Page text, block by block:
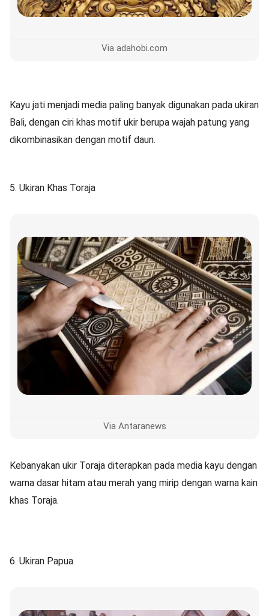
Via adahobi.com
Kayu jati menjadi media paling banyak digunakan pada ukiran
Bali, dengan ciri khas motif ukir berupa wajah patung yang
dikombinasikan dengan motif daun.
5. Ukiran Khas Toraja
Via Antaranews
Kebanyakan ukir Toraja diterapkan pada media kayu dengan
warna dasar hitam atau merah yang mirip dengan warna kain
khas Toraja.
6. Ukiran Papua